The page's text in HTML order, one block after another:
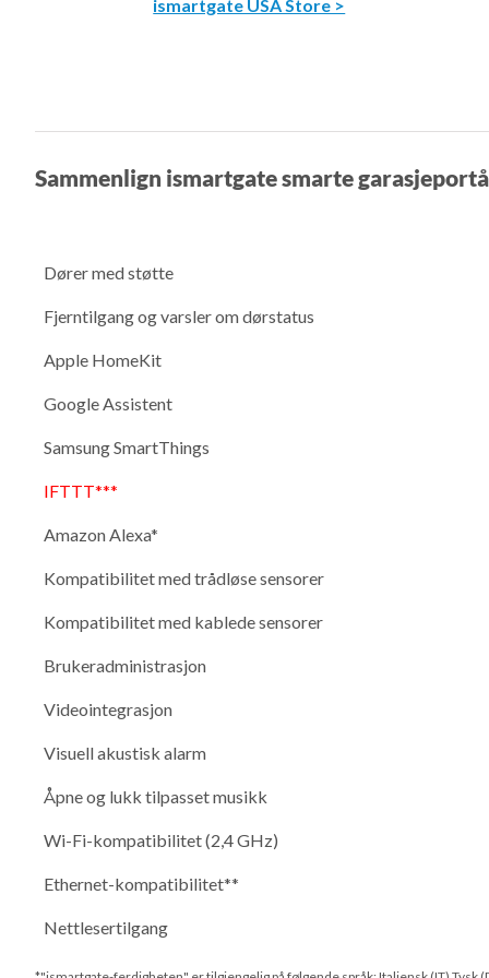
ismartgate USA Store >
Sammenlign ismartgate smarte
Dører med støtte
Fjerntilgang og varsler om dørstatus
Apple HomeKit
Google Assistent
Samsung SmartThings
IFTTT***
Amazon Alexa*
Kompatibilitet med trådløse sensorer
Kompatibilitet med kablede sensorer
Brukeradministrasjon
Videointegrasjon
Visuell akustisk alarm
Åpne og lukk tilpasset musikk
Wi-Fi-kompatibilitet (2,4 GHz)
Ethernet-kompatibilitet**
Nettlesertilgang